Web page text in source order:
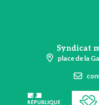
Syndicat
place de la